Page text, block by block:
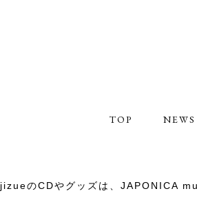
TOP NEWS
jizueのCDやグッズは、JAPONICA